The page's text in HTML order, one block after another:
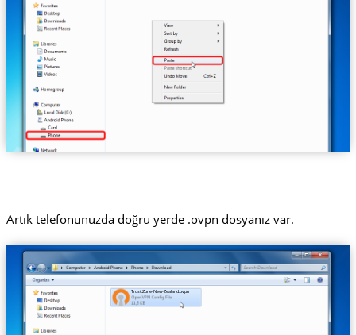
Artık telefonunuzda doğru yerde .ovpn dosyanız var.
Trust.Zone-New-Zealand.ovpn